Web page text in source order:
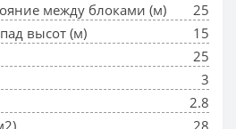
между блоками (м)
25
высот (м)
15
25
3
2.8